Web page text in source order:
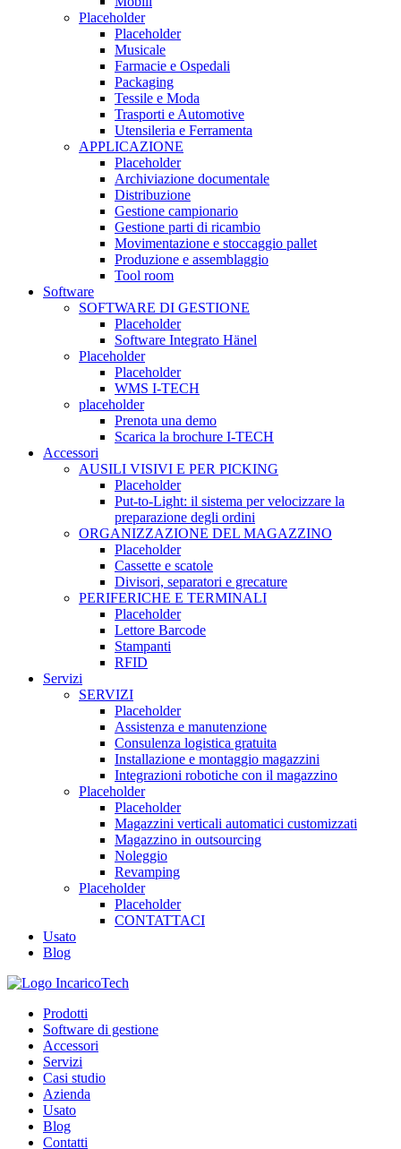
Placeholder
Placeholder
Musicale
Farmacie e Ospedali
Packaging
Tessile e Moda
Trasporti e Automotive
Utensileria e Ferramenta
APPLICAZIONE
Placeholder
Archiviazione documentale
Distribuzione
Gestione campionario
Gestione parti di ricambio
Movimentazione e stoccaggio pallet
Produzione e assemblaggio
Tool room
Software
SOFTWARE DI GESTIONE
Placeholder
Software Integrato Hänel
Placeholder
Placeholder
WMS I-TECH
placeholder
Prenota una demo
Scarica la brochure I-TECH
Accessori
AUSILI VISIVI E PER PICKING
Placeholder
Put-to-Light: il sistema per velocizzare la
preparazione degli ordini
ORGANIZZAZIONE DEL MAGAZZINO
Placeholder
Cassette e scatole
Divisori, separatori e grecature
PERIFERICHE E TERMINALI
Placeholder
Lettore Barcode
Stampanti
RFID
Servizi
SERVIZI
Placeholder
Assistenza e manutenzione
Consulenza logistica gratuita
Installazione e montaggio magazzini
Integrazioni robotiche con il magazzino
Placeholder
Placeholder
Magazzini verticali automatici customizzati
Magazzino in outsourcing
Noleggio
Revamping
Placeholder
Placeholder
CONTATTACI
Usato
Blog
Prodotti
Software di gestione
Accessori
Servizi
Casi studio
Azienda
Usato
Blog
Contatti